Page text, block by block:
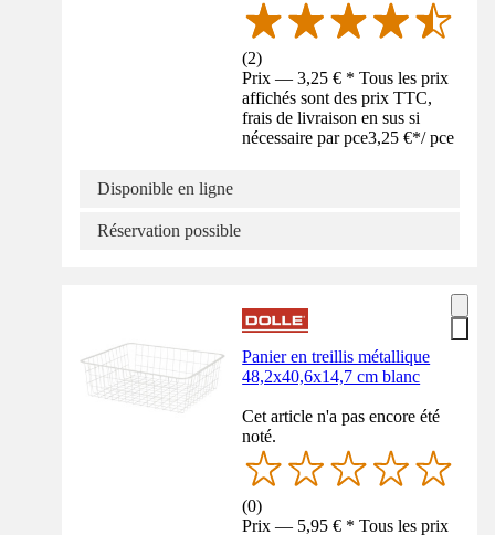
(2)
Prix — 3,25 € * Tous les prix
affichés sont des prix TTC,
frais de livraison en sus si
nécessaire par pce3,25 €*/ pce
Disponible en ligne
Réservation possible
Panier en treillis métallique
48,2x40,6x14,7 cm blanc
Cet article n'a pas encore été
noté.
(0)
Prix — 5,95 € * Tous les prix